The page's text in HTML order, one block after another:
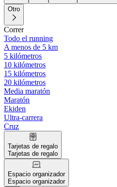
Otro
Correr
Todo el running
A menos de 5 km
5 kilómetros
10 kilómetros
15 kilómetros
20 kilómetros
Media maratón
Maratón
Ekiden
Ultra-carrera
Cruz
Tarjetas de regalo
Tarjetas de regalo
Espacio organizador
Espacio organizador